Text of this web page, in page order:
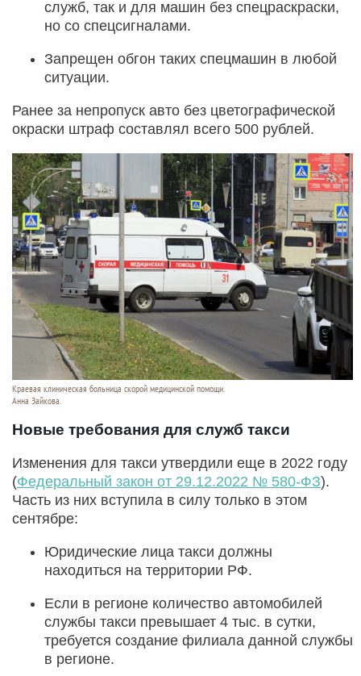
служб, так и для машин без спецраскраски,
но со спецсигналами.
Запрещен обгон таких спецмашин в любой
ситуации.
Ранее за непропуск авто без цветографической
окраски штраф составлял всего 500 рублей.
Краевая клиническая больница скорой медицинской помощи.
Анна Зайкова.
Новые требования для служб такси
Изменения для такси утвердили еще в 2022 году
(Федеральный закон от 29.12.2022 № 580-ФЗ).
Часть из них вступила в силу только в этом
сентябре:
Юридические лица такси должны
находиться на территории РФ.
Если в регионе количество автомобилей
службы такси превышает 4 тыс. в сутки,
требуется создание филиала данной службы
в регионе.